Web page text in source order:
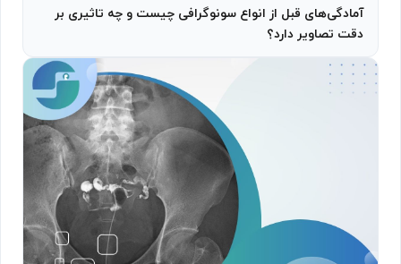
آمادگی‌های قبل از انواع سونوگرافی چیست و چه تاثیری بر
دقت تصاویر دارد؟